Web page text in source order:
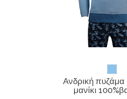
Ανδρική
μανίκι